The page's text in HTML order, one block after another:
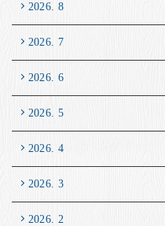
2026. 8
2026. 7
2026. 6
2026. 5
2026. 4
2026. 3
2026. 2